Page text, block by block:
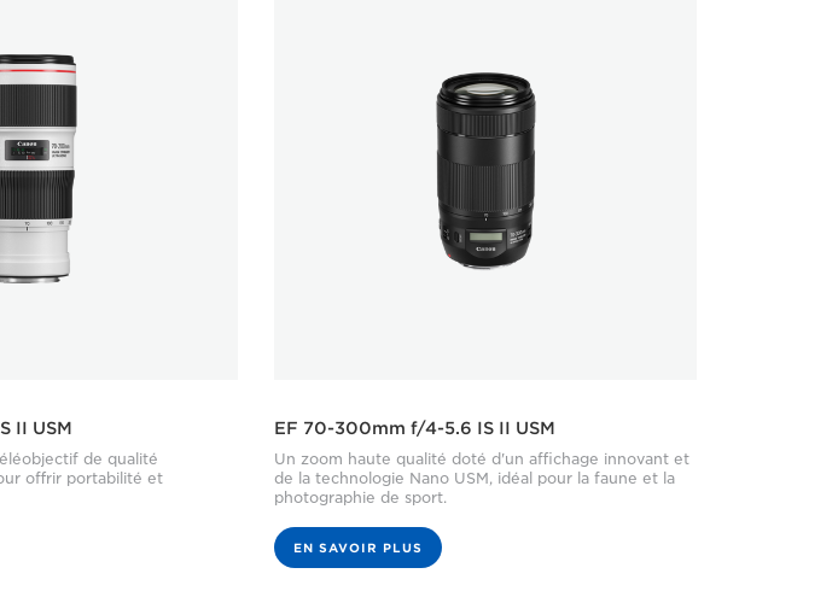
II USM
de qualité
offrir portabilité et
EF 70-300mm f/4-5.6 IS II USM
Un zoom haute qualité doté d'un affichage innovant et
de la technologie Nano USM, idéal pour la faune et la
photographie de sport.
EN SAVOIR PLUS